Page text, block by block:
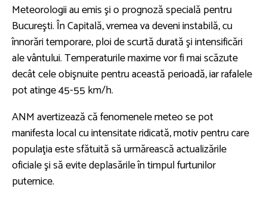
Meteorologii au emis şi o prognoză specială pentru
Bucureşti. În Capitală, vremea va deveni instabilă, cu
înnorări temporare, ploi de scurtă durată şi intensificări
ale vântului. Temperaturile maxime vor fi mai scăzute
decât cele obişnuite pentru această perioadă, iar rafalele
pot atinge 45-55 km/h.
ANM avertizează că fenomenele meteo se pot
manifesta local cu intensitate ridicată, motiv pentru care
populaţia este sfătuită să urmărească actualizările
oficiale şi să evite deplasările în timpul furtunilor
puternice.